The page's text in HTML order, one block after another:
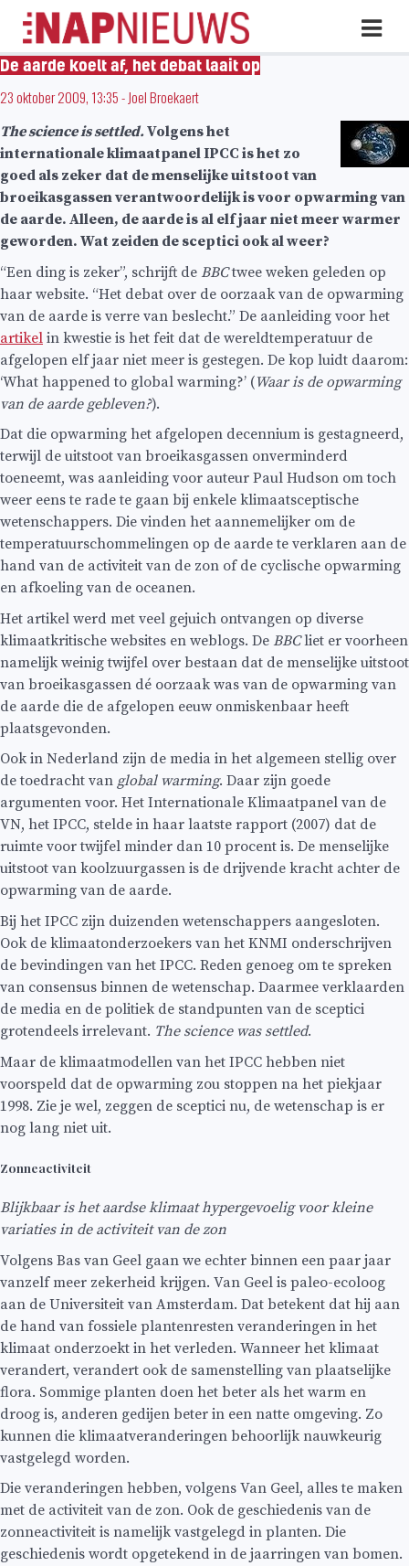
Skip
naar
inhoud
De aarde koelt af, het debat laait op
23 oktober 2009, 13:35-Joel Broekaert
The science is settled.Volgens het
internationale klimaatpanel IPCC is het zo
goed als zeker dat de menselijke uitstoot van
broeikasgassen verantwoordelijk is voor opwarming van
de aarde. Alleen, de aarde is al elf jaar niet meer warmer
geworden. Wat zeiden de sceptici ook al weer?
“Een ding is zeker”, schrijft de BBCtwee weken geleden op
haar website. “Het debat over de oorzaak van de opwarming
van de aarde is verre van beslecht.” De aanleiding voor het
artikel in kwestie is het feit dat de wereldtemperatuur de
afgelopen elf jaar niet meer is gestegen. De kop luidt daarom:
‘What happened to global warming?’ (Waar is de opwarming
van de aarde gebleven?).
Dat die opwarming het afgelopen decennium is gestagneerd,
terwijl de uitstoot van broeikasgassen onverminderd
toeneemt, was aanleiding voor auteur Paul Hudson om toch
weer eens te rade te gaan bij enkele klimaatsceptische
wetenschappers. Die vinden het aannemelijker om de
temperatuurschommelingen op de aarde te verklaren aan de
hand van de activiteit van de zon of de cyclische opwarming
en afkoeling van de oceanen.
Het artikel werd met veel gejuich ontvangen op diverse
klimaatkritische websites en weblogs. De BBCliet er voorheen
namelijk weinig twijfel over bestaan dat de menselijke uitstoot
van broeikasgassen dé oorzaak was van de opwarming van
de aarde die de afgelopen eeuw onmiskenbaar heeft
plaatsgevonden.
Ook in Nederland zijn de media in het algemeen stellig over
de toedracht van global warming. Daar zijn goede
argumenten voor. Het Internationale Klimaatpanel van de
VN, het IPCC, stelde in haar laatste rapport (2007) dat de
ruimte voor twijfel minder dan 10 procent is. De menselijke
uitstoot van koolzuurgassen is de drijvende kracht achter de
opwarming van de aarde.
Bij het IPCC zijn duizenden wetenschappers aangesloten.
Ook de klimaatonderzoekers van het KNMI onderschrijven
de bevindingen van het IPCC. Reden genoeg om te spreken
van consensus binnen de wetenschap. Daarmee verklaarden
de media en de politiek de standpunten van de sceptici
grotendeels irrelevant. The science was settled.
Maar de klimaatmodellen van het IPCC hebben niet
voorspeld dat de opwarming zou stoppen na het piekjaar
1998. Zie je wel, zeggen de sceptici nu, de wetenschap is er
nog lang niet uit.
Zonneactiviteit
Blijkbaar is het aardse klimaat hypergevoelig voor kleine
variaties in de activiteit van de zon
Volgens Bas van Geel gaan we echter binnen een paar jaar
vanzelf meer zekerheid krijgen. Van Geel is paleo-ecoloog
aan de Universiteit van Amsterdam. Dat betekent dat hij aan
de hand van fossiele plantenresten veranderingen in het
klimaat onderzoekt in het verleden. Wanneer het klimaat
verandert, verandert ook de samenstelling van plaatselijke
flora. Sommige planten doen het beter als het warm en
droog is, anderen gedijen beter in een natte omgeving. Zo
kunnen die klimaatveranderingen behoorlijk nauwkeurig
vastgelegd worden.
Die veranderingen hebben, volgens Van Geel, alles te maken
met de activiteit van de zon. Ook de geschiedenis van de
zonneactiviteit is namelijk vastgelegd in planten. Die
geschiedenis wordt opgetekend in de jaarringen van bomen.